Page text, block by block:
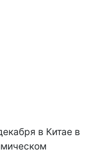
в Китае в